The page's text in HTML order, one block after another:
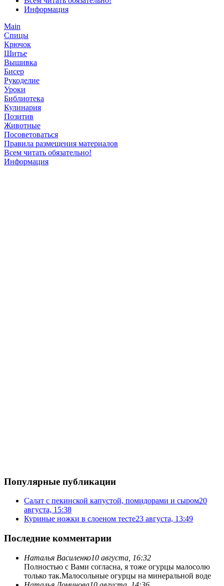
Информация
Main
Спицы
Крючок
Шитье
Вышивка
Бисер
Рукоделие
Уроки
Библиотека
Кулинария
Позитив
Животные
Посоветоваться
Правила размещения материалов
Всем читать обязательно!
Информация
Популярные публикации
Салат с пекинской капустой, помидорами и сыром20
августа, 15:38
Куриные ножки в слоеном тесте23 августа, 13:49
Последние комментарии
Наталья Василенко10 августа, 16:32
Полностью с Вами согласна, я тоже огурцы малосолю
только так.Малосольные огурцы на минеральной воде